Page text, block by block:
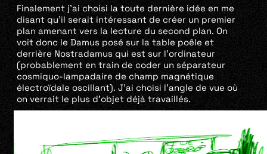
Finalement j’ai choisi la toute dernière idée en me
disant qu’il serait intéressant de créer un premier
plan amenant vers la lecture du second plan. On
voit donc le Damus posé sur la table poêle et
derrière Nostradamus qui est sur l’ordinateur
(probablement en train de coder un séparateur
cosmiquo-lampadaire de champ magnétique
électroïdale oscillant). J’ai choisi l’angle de vue où
on verrait le plus d’objet déjà travaillés.